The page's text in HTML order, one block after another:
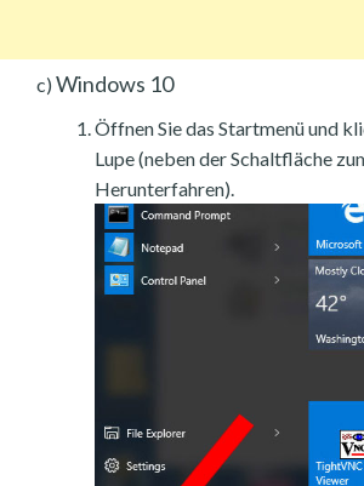
c) Windows 10
Öffnen Sie das Startmenü und
Lupe (neben der Schaltfläche
Herunterfahren).